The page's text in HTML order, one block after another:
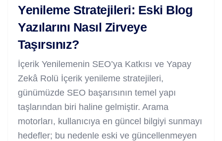
Yenileme Stratejileri: Eski Blog
Yazılarını Nasıl Zirveye
Taşırsınız?
İçerik Yenilemenin SEO’ya Katkısı ve Yapay
Zekâ Rolü İçerik yenileme stratejileri,
günümüzde SEO başarısının temel yapı
taşlarından biri haline gelmiştir. Arama
motorları, kullanıcıya en güncel bilgiyi sunmayı
hedefler; bu nedenle eski ve güncellenmeyen